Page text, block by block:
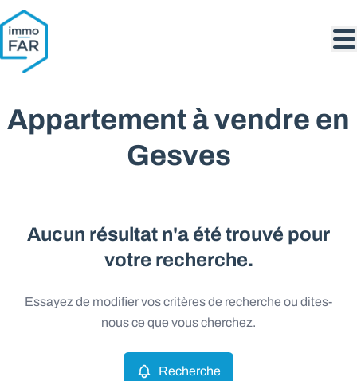
Aller au contenu principal
Appartement à vendre en
Gesves
Aucun résultat n'a été trouvé pour
votre recherche.
Essayez de modifier vos critères de recherche ou dites-
nous ce que vous cherchez.
Recherche